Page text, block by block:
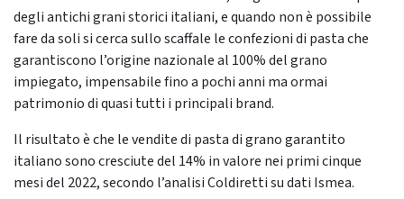
degli antichi grani storici italiani, e quando non è possibile
fare da soli si cerca sullo scaffale le confezioni di pasta che
garantiscono l’origine nazionale al 100% del grano
impiegato, impensabile fino a pochi anni ma ormai
patrimonio di quasi tutti i principali brand.
Il risultato è che le vendite di pasta di grano garantito
italiano sono cresciute del 14% in valore nei primi cinque
mesi del 2022, secondo l’analisi Coldiretti su dati Ismea.